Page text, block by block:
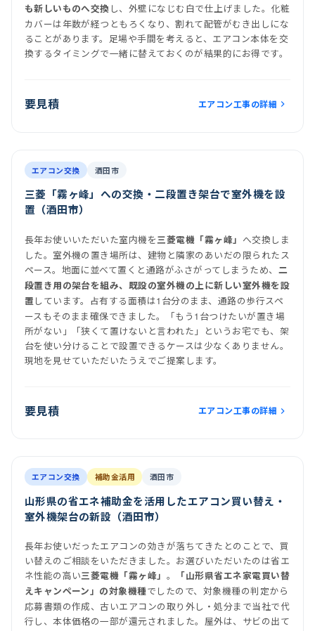
も新しいものへ交換 し、外壁になじむ白で仕上げました。化粧
カバーは年数が経つともろくなり、割れて配管がむき出しにな
ることがあります。足場や手間を考えると、エアコン本体を交
換するタイミングで一緒に替えておくのが結果的にお得です。
要見積 エアコン工事の詳細
施工後
エアコン交換 酒田市
三菱「霧ヶ峰」への交換・二段置き架台で室外機を設
置（酒田市）
長年お使いいただいた室内機を三菱電機「霧ヶ峰」 へ交換しま
した。室外機の置き場所は、建物と隣家のあいだの限られたス
ペース。地面に並べて置くと通路がふさがってしまうため、 二
段置き用の架台を組み、既設の室外機の上に新しい室外機を設
置 しています。占有する面積は1台分のまま、通路の歩行スペ
ースもそのまま確保できました。「もう1台つけたいが置き場
所がない」「狭くて置けないと言われた」というお宅でも、架
台を使い分けることで設置できるケースは少なくありません。
現地を見せていただいたうえでご提案します。
要見積 エアコン工事の詳細
施工後 室内機 室外機
エアコン交換 補助金活用 酒田市
山形県の省エネ補助金を活用したエアコン買い替え・
室外機架台の新設（酒田市）
長年お使いだったエアコンの効きが落ちてきたとのことで、買
い替えのご相談をいただきました。お選びいただいたのは省エ
ネ性能の高い三菱電機「霧ヶ峰」 。
「山形県省エネ家電買い替
えキャンペーン」の対象機種でしたので、対象機種の判定から
応募書類の作成、古いエアコンの取り外し・処分まで当社で代
行し、本体価格の一部が還元されました。屋外は、サビの出て